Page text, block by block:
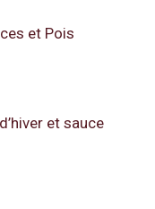
et Pois
et sauce